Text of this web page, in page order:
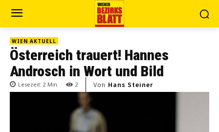
WIEN AKTUELL
Österreich trauert! Hannes
Androsch in Wort und Bild
Lesezeit: 2 Min. 2 Von Hans Steiner